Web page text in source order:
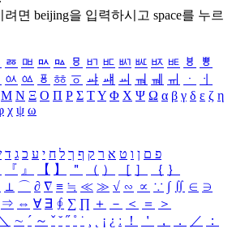
려면 beijing을 입력하시고 space를 누르
ㅭ ㅮ ㅯ ㅰ ㅱ ㅲ ㅳ ㅴ ㅵ ㅶ ㅷ ㅸ
ㅹ
ㆂ ㆃ ㆄ ㆅ ㆆ ㆇ ㆈ ㆉ ㆊ ㆋ ㆌ ㆍ
ㆎ
Μ Ν Ξ Ο Π Ρ Σ ΤΥ Φ Χ Ψ Ω α β γ δ ε ζ η
χ ψ ω
פ ם ן ו ט א ר ק ף ך ל ח י ע כ ג ד
『 』 【 】 ＂ （ ） ［ ］ ｛ ｝
⊥ ⌒ ∂ ∇ ≡ ≒ ≪ ≫ √ ∽ ∝ ∵ ∫ ∬ ∈ ∋
⇒ ⇔ ∀ ∃ ∮ ∑ ∏ ＋ － ＜ ＝
＞
＼ ∼ ´ ～ ˇ ˘ ˝ ˚ ˙ ¸ ¡ ¿ ː ！ ＇ ， ． ／
：